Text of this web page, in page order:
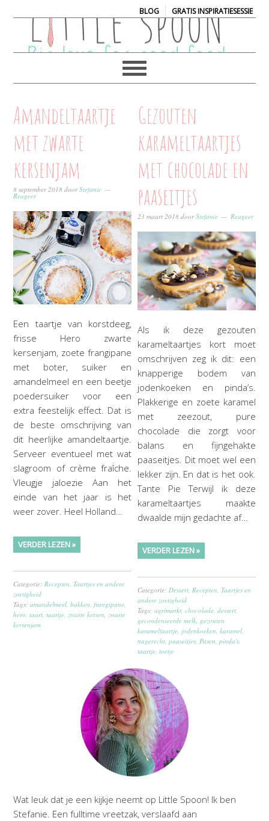
BLOG| GRATIS INSPIRATIESESSIE
Amandeltaartje
met zwarte
kersenjam
8 september 2018 doorStefanie
Reageer
Een taartje van korstdeeg,
frisse Hero zwarte
kersenjam, zoete frangipane
met boter, suiker en
amandelmeel en een beetje
poedersuiker voor een
extra feestelijk effect. Dat is
de beste omschrijving van
dit heerlijke amandeltaartje.
Serveer eventueel met wat
slagroom of crème fraîche.
Vleugje jaloezie Aan het
einde van het jaar is het
weer zover. Heel Holland…
VERDER LEZEN »
Categorie: Recepten ,Taartjes en andere
zoetigheid
Tags:amandelmeel ,bakken ,frangipane
hero ,taart ,taartje zwarte kersen zwarte
kersenjam
Gezouten
karameltaartjes
met chocolade en
paaseitjes
23 maart 2018 doorStefanie Reageer
Als ik deze gezouten
karameltaartjes kort moet
omschrijven zeg ik dit: een
knapperige bodem van
jodenkoeken en pinda’s.
Plakkerige en zoete karamel
met zeezout, pure
chocolade die zorgt voor
balans en fijngehakte
paaseitjes. Dit moet wel een
lekker zijn. En dat is het ook.
Tante Pie Terwijl ik deze
karameltaartjes maakte
dwaalde mijn gedachte af…
VERDER LEZEN »
Categorie: Dessert Recepten ,Taartjes en
andere zoetigheid
Tags:agrimarkt ,chocolade ,dessert
gecondenseerde melk gezouten
karameltaartje jodenkoeken ,karamel
nagerecht ,paaseitjes Pasen ,pinda's
taartje ,toetje
Wat leuk dat je een kijkje neemt op Little Spoon! Ik ben
Stefanie. Een fulltime vreetzak, verslaafd aan